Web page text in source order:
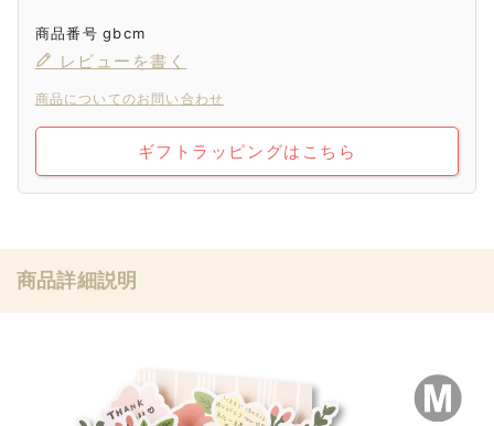
商品番号 gbcm
レビューを書く
商品についてのお問い合わせ
ギフトラッピングはこちら
商品詳細説明